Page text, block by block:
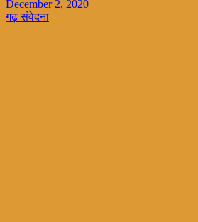
December 2, 2020
गढ़ संवेदना